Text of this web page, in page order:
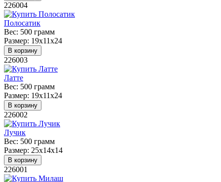
226004
Полосатик
Вес: 500 грамм
Размер: 19х11х24
В корзину
226003
Латте
Вес: 500 грамм
Размер: 19х11х24
В корзину
226002
Лучик
Вес: 500 грамм
Размер: 25х14х14
В корзину
226001